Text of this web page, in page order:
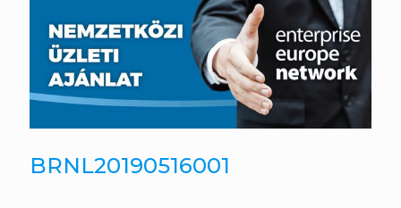
BRNL20190516001